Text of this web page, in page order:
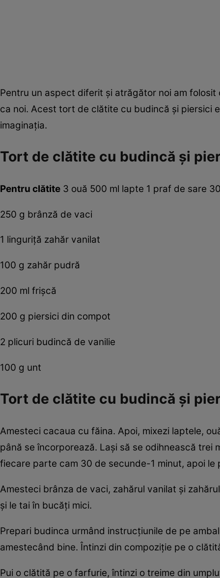
Pentru un aspect diferit şi atrăgător noi am
ca noi. Acest tort de clătite cu budincă şi piersici
imaginaţia.
Tort de clătite cu budincă şi
Pentru clătite 3 ouă 500 ml lapte 1 praf de sare
250 g brânză de vaci
1 linguriţă zahăr vanilat
100 g zahăr pudră
200 ml frişcă
200 g piersici din compot
2 plicuri budincă de vanilie
100 g unt
Tort de clătite cu budincă şi
Amesteci cacaua cu făina. Apoi, mixezi laptele,
până se încorporează. Laşi să se odihnească
fiecare parte cam 30 de secunde-1 minut, apoi
Amesteci brânza de vaci, zahărul vanilat şi
şi le tai în bucăţi mici.
Prepari budinca urmând instrucţiunile de pe
amestecând bine. Întinzi din compoziţie pe o
Pui o clătită pe o farfurie, întinzi o treime din